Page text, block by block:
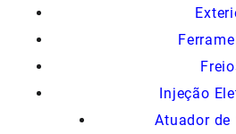
Injeção
Atuador de